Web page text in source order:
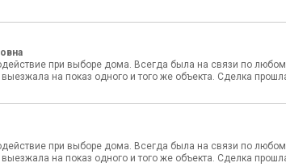
при выборе дома. Всегда была на связи по
на показ одного и того же объекта. Сделка
при выборе дома. Всегда была на связи по
на показ одного и того же объекта. Сделка